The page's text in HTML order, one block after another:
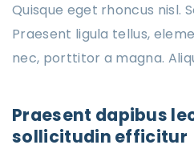
Quisque eget rhoncus nisl.
Praesent ligula tellus,
nec, porttitor a magna.
Praesent dapibus
sollicitudin efficitur